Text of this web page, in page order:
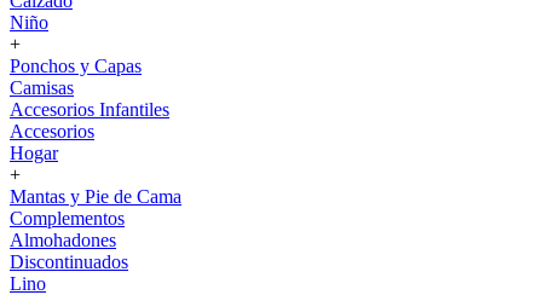
Niño
+
Ponchos y Capas
Camisas
Accesorios Infantiles
Accesorios
Hogar
+
Mantas y Pie de Cama
Complementos
Almohadones
Discontinuados
Lino